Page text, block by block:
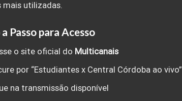
mais utilizadas.
a Passo para Acesso
o site oficial do Multicanais
por “Estudiantes x Central Córdoba ao vivo”
na transmissão disponível